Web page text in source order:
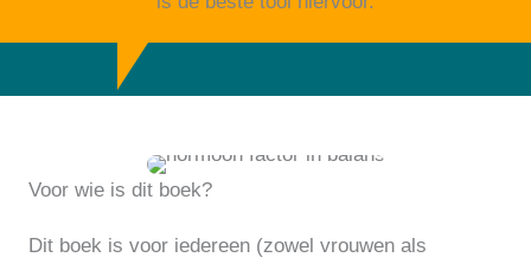
Voor wie is dit boek?
Dit boek is voor iedereen (zowel vrouwen als